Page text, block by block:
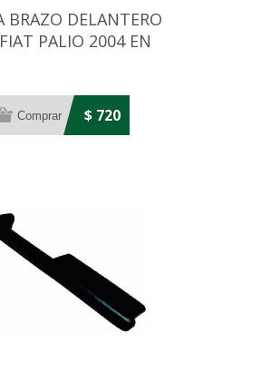
BRAZO DELANTERO
PALIO 2004 EN
$ 720